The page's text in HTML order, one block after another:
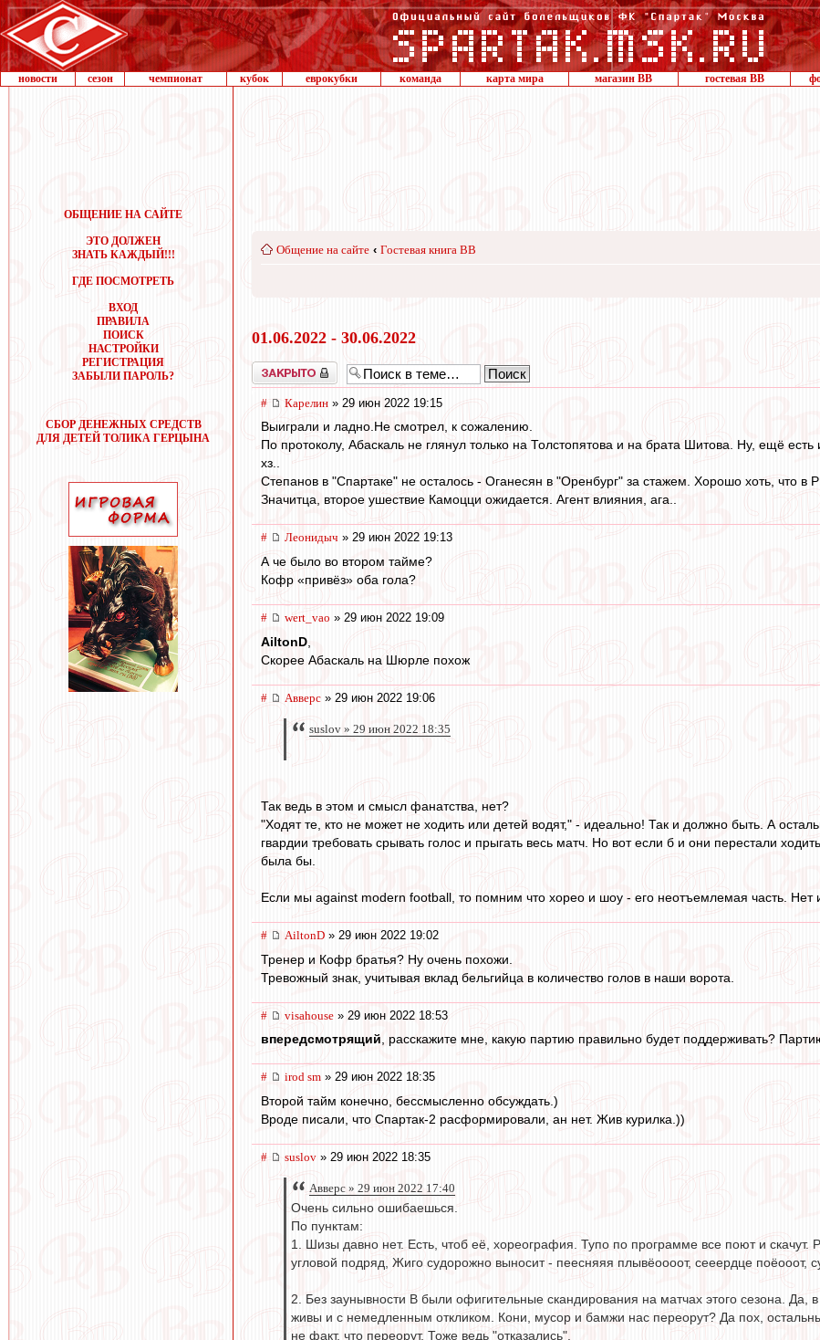
новости сезон чемпионат кубок еврокубки команда карта мира магазин ВВ гостевая ВВ
ОБЩЕНИЕ НА САЙТЕ
ЭТО ДОЛЖЕН
ЗНАТЬ КАЖДЫЙ!!!
ГДЕ ПОСМОТРЕТЬ
ВХОД
ПРАВИЛА
ПОИСК
НАСТРОЙКИ
РЕГИСТРАЦИЯ
ЗАБЫЛИ ПАРОЛЬ?
СБОР ДЕНЕЖНЫХ СРЕДСТВ
ДЛЯ ДЕТЕЙ ТОЛИКА ГЕРЦЫНА
Общение на сайте ‹ Гостевая книга ВВ
01.06.2022 - 30.06.2022
Закрыто
# Карелин » 29 июн 2022 19:15
Выиграли и ладно.Не смотрел, к сожалению.
По протоколу, Абаскаль не глянул только на Толстопятова и на брата Шитова. Ну, ещё
хз..
Степанов в "Спартаке" не осталось - Оганесян в "Оренбург" за стажем. Хорошо хоть, что в
Значитца, второе ушествие Камоцци ожидается. Агент влияния, ага..
# Леонидыч » 29 июн 2022 19:13
А че было во втором тайме?
Кофр «привёз» оба гола?
# wert_vao » 29 июн 2022 19:09
AiltonD
Скорее Абаскаль на Шюрле похож
# Авверс » 29 июн 2022 19:06
suslov » 29 июн 2022 18:35
Так ведь в этом и смысл фанатства, нет?
"Ходят те, кто не может не ходить или детей водят," - идеально! Так и должно быть. А
гвардии требовать срывать голос и прыгать весь матч. Но вот если б и они перестали
была бы.
Если мы against modern football, то помним что хорео и шоу - его неотъемлемая часть. Нет
# AiltonD » 29 июн 2022 19:02
Тренер и Кофр братья? Ну очень похожи.
Тревожный знак, учитывая вклад бельгийца в количество голов в наши ворота.
# visahouse » 29 июн 2022 18:53
впередсмотрящий, расскажите мне, какую партию правильно будет поддерживать?
# irod sm » 29 июн 2022 18:35
Второй тайм конечно, бессмысленно обсуждать.)
Вроде писали, что Спартак-2 расформировали, ан нет. Жив курилка.))
# suslov » 29 июн 2022 18:35
Авверс » 29 июн 2022 17:40
Очень сильно ошибаешься.
По пунктам:
1. Шизы давно нет. Есть, чтоб её, хореография. Тупо по программе все поют и скачут.
угловой подряд, Жиго судорожно выносит - пеесняяя плывёоооот, сееердце
2. Без заунывности В были офигительные скандирования на матчах этого сезона.
живы и с немедленным откликом. Кони, мусор и бамжи нас переорут? Да пох,
не факт, что переорут. Тоже ведь "отказались".